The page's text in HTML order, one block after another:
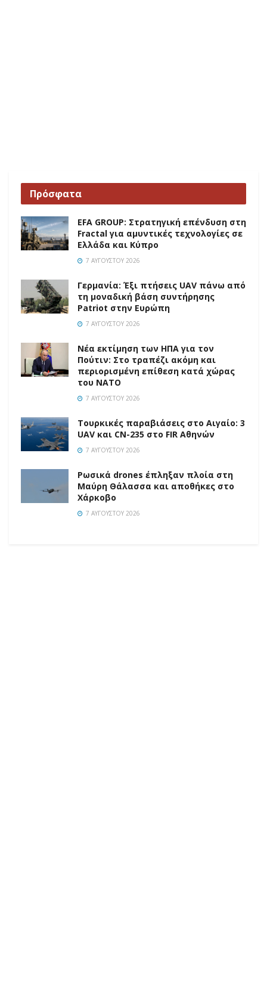
Πρόσφατα
EFA GROUP: Στρατηγική επένδυση στη
Fractal για αμυντικές τεχνολογίες σε
Ελλάδα και Κύπρο
7 ΑΥΓΟΎΣΤΟΥ 2026
Γερμανία: Έξι πτήσεις UAV πάνω από
τη μοναδική βάση συντήρησης
Patriot στην Ευρώπη
7 ΑΥΓΟΎΣΤΟΥ 2026
Νέα εκτίμηση των ΗΠΑ για τον
Πούτιν: Στο τραπέζι ακόμη και
περιορισμένη επίθεση κατά χώρας
του ΝΑΤΟ
7 ΑΥΓΟΎΣΤΟΥ 2026
Τουρκικές παραβιάσεις στο Αιγαίο: 3
UAV και CN-235 στο FIR Αθηνών
7 ΑΥΓΟΎΣΤΟΥ 2026
Ρωσικά drones έπληξαν πλοία στη
Μαύρη Θάλασσα και αποθήκες στο
Χάρκοβο
7 ΑΥΓΟΎΣΤΟΥ 2026